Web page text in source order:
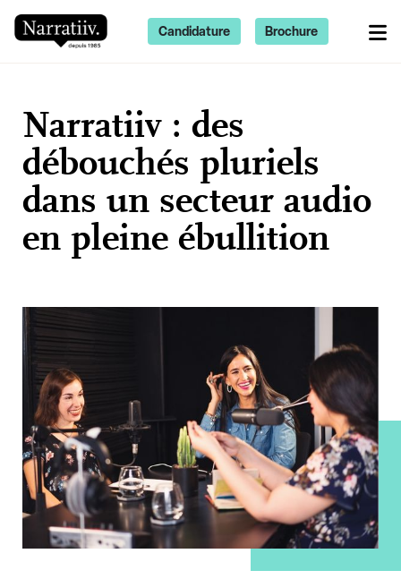
Narratiiv : des
débouchés pluriels
dans un secteur audio
en pleine ébullition
Candidature Brochure